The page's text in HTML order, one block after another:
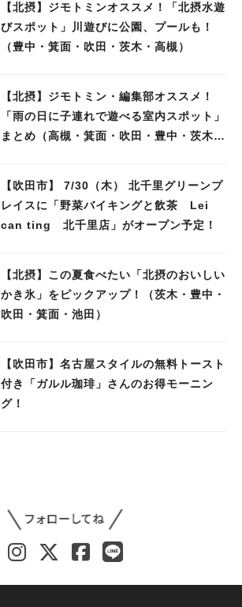
【北摂】ジモトミンオススメ！「北摂水遊
びスポット」川遊びに公園、プールも！
（豊中・箕面・吹田・茨木・高槻）
【北摂】ジモトミン・編集部オススメ！
「雨の日に子連れで遊べる室内スポット」
まとめ（高槻・箕面・吹田・豊中・茨木・
【吹田市】 7/30（木） 北千里グリーンプ
レイスに「野菜バイキングと飲茶 Lei
can ting 北千里店」がオープン予定！
【北摂】この夏食べたい「北摂のおいしい
かき氷」をピックアップ！（茨木・豊中・
吹田・箕面・池田）
【吹田市】名古屋スタイルの無料トースト
付き「ガルル珈琲」さんのお得モーニン
グ！